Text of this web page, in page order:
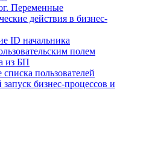
Переменные
действия в бизнес-
ID начальника
полем
из БП
пользователей
бизнес-процессов и